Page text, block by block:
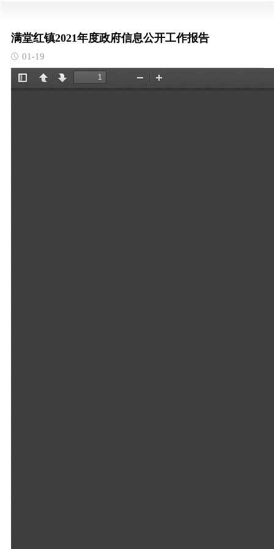
满堂红镇2021年度政府信息公开工作报告
01-19